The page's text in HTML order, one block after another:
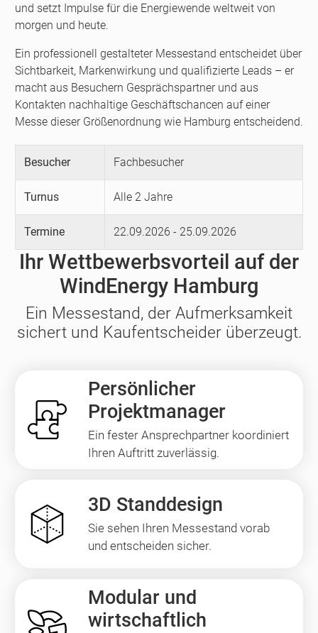
und setzt Impulse für die Energiewende weltweit von
morgen und heute.
Ein professionell gestalteter Messestand entscheidet über
Sichtbarkeit, Markenwirkung und qualifizierte Leads – er
macht aus Besuchern Gesprächspartner und aus
Kontakten nachhaltige Geschäftschancen auf einer
Messe dieser Größenordnung wie Hamburg entscheidend.
Besucher Fachbesucher
Turnus Alle 2 Jahre
Termine 22.09.2026 - 25.09.2026
Ihr Wettbewerbsvorteil auf der
WindEnergy Hamburg
Ein Messestand, der Aufmerksamkeit
sichert und Kaufentscheider überzeugt.
Persönlicher
Projektmanager
Ein fester Ansprechpartner koordiniert
Ihren Auftritt zuverlässig.
3D Standdesign
Sie sehen Ihren Messestand vorab
und entscheiden sicher.
Modular und
wirtschaftlich